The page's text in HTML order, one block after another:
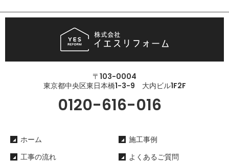
〒103-0004
東京都中央区東日本橋1-3-9 大内ビル1F2F
0120-616-016
ホーム
施工事例
工事の流れ
よくあるご質問